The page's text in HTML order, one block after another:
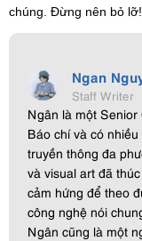
chúng. Đừng nên bỏ lỡ!
Ngan
Staff Writer
Ngân là một
Báo chí và có
truyền thông đa
và visual art đã
cảm hứng để theo
công nghệ nói
Ngân cũng là một